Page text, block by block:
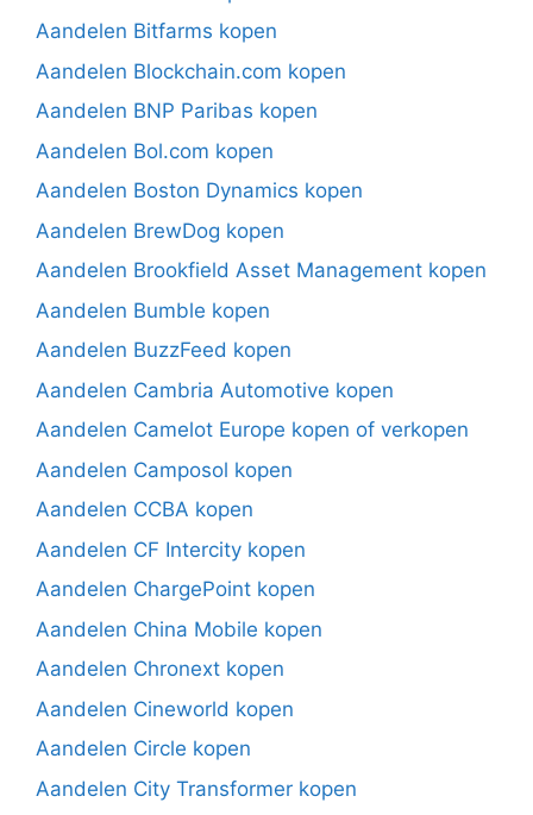
Aandelen Bitfarms kopen
Aandelen Blockchain.com kopen
Aandelen BNP Paribas kopen
Aandelen Bol.com kopen
Aandelen Boston Dynamics kopen
Aandelen BrewDog kopen
Aandelen Brookfield Asset Management kopen
Aandelen Bumble kopen
Aandelen BuzzFeed kopen
Aandelen Cambria Automotive kopen
Aandelen Camelot Europe kopen of verkopen
Aandelen Camposol kopen
Aandelen CCBA kopen
Aandelen CF Intercity kopen
Aandelen ChargePoint kopen
Aandelen China Mobile kopen
Aandelen Chronext kopen
Aandelen Cineworld kopen
Aandelen Circle kopen
Aandelen City Transformer kopen